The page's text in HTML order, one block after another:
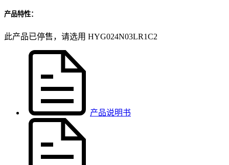
产品特性：
此产品已停售，请选用 HYG024N03LR1C2
产品说明书